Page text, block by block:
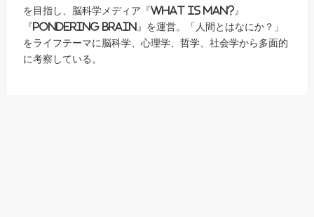
を目指し、脳科学メディア『What is Man?』
『Pondering Brain』を運営。「人間とはなにか？」
をライフテーマに脳科学、心理学、哲学、社会学から多面的
に考察している。